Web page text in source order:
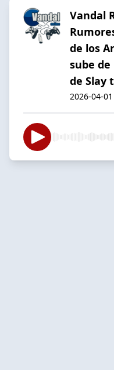
Vandal
de los
sube
de Slay
2026-04-01